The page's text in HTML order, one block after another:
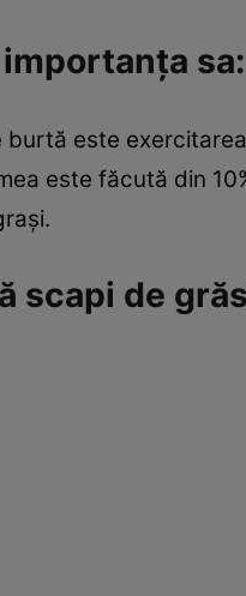
sa:
este
este făcută din
scapi de